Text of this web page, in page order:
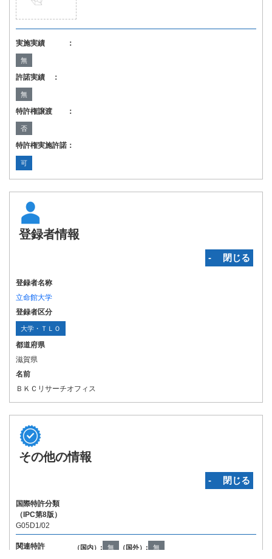
実施実績 ：
無
許諾実績 ：
無
特許権譲渡 ：
否
特許権実施許諾：
可
登録者情報
‐ 閉じる
登録者名称
立命館大学
登録者区分
大学・ＴＬＯ
都道府県
滋賀県
名前
ＢＫＣリサーチオフィス
その他の情報
‐ 閉じる
国際特許分類
（IPC第8版）
G05D1/02
関連特許 （国内）: 無 （国外）: 無